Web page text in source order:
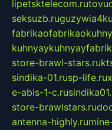
lipetsktelecom.ru
seksuzb.ru
store-brawl-stars.ru
sindika-01.rusp-life.ru
e-abis-1-c.ru
store-brawlstars.ru
antenna-highly.ru